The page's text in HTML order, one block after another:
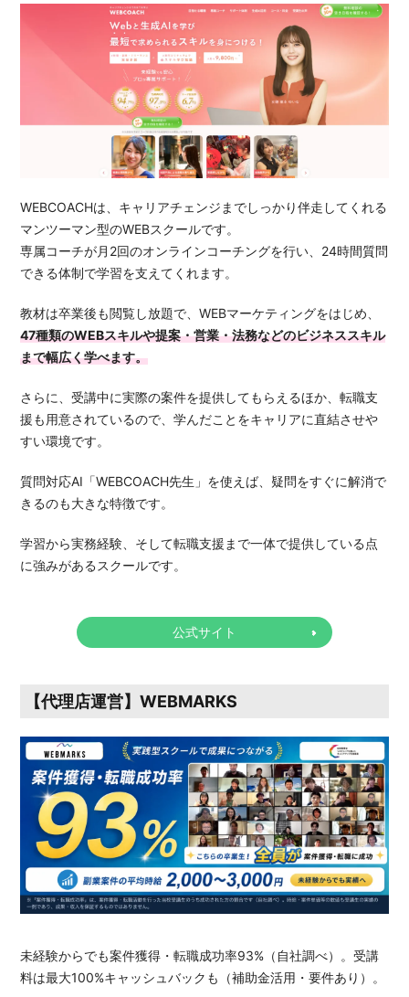
WEBCOACHは、キャリアチェンジまでしっかり伴走してくれる
マンツーマン型のWEBスクールです。
専属コーチが月2回のオンラインコーチングを行い、24時間質問
できる体制で学習を支えてくれます。
教材は卒業後も閲覧し放題で、WEBマーケティングをはじめ、
47種類のWEBスキルや提案・営業・法務などのビジネススキル
まで幅広く学べます。
さらに、受講中に実際の案件を提供してもらえるほか、転職支
援も用意されているので、学んだことをキャリアに直結させや
すい環境です。
質問対応AI「WEBCOACH先生」を使えば、疑問をすぐに解消で
きるのも大きな特徴です。
学習から実務経験、そして転職支援まで一体で提供している点
に強みがあるスクールです。
公式サイト
【代理店運営】WEBMARKS
未経験からでも案件獲得・転職成功率93%（自社調べ）。受講
料は最大100%キャッシュバックも（補助金活用・要件あり）。